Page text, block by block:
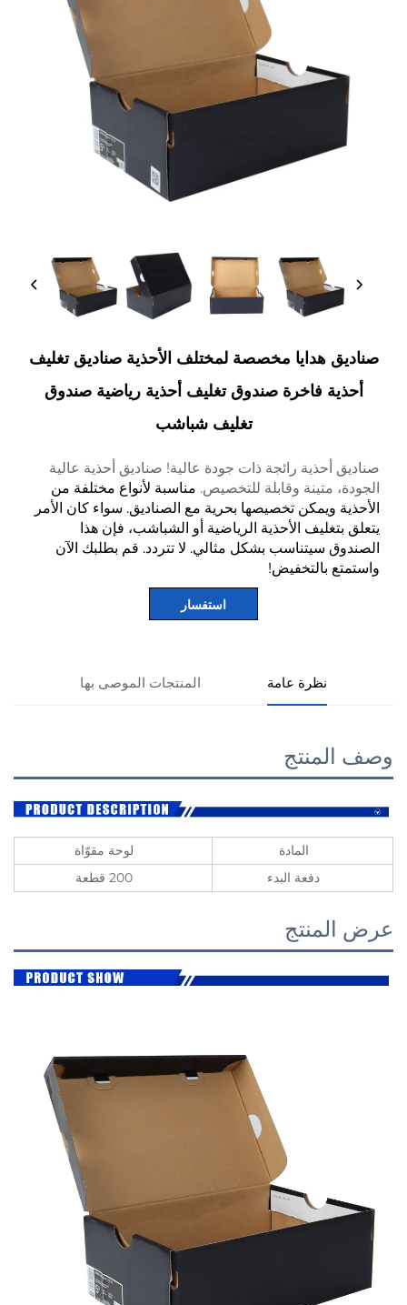
هدايا مخصصة لمختلف الأحذية صناديق تغليف
فاخرة صندوق تغليف أحذية رياضية صندوق
تغليف شباشب
أحذية رائجة ذات جودة عالية! صناديق أحذية عالية
متينة وقابلة للتخصيص.مناسبة لأنواع مختلفة من
ويمكن تخصيصها بحرية مع الصناديق. سواء كان الأمر
بتغليف الأحذية الرياضية أو الشباشب، فإن هذا
سيتناسب بشكل مثالي. لا تتردد. قم بطلبك الآن
بالتخفيض!
نظرة عامة المنتجات الموصى بها
لوحة مقوّاة
دفعة البدء